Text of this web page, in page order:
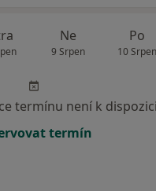
Ne
9 Srpen
Po
10 Srpen
termínu není k dispozici
termín